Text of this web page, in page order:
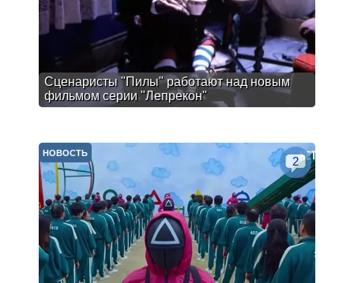
Сценаристы "Пилы" работают над новым
фильмом серии "Лепрекон"
НОВОСТЬ
2